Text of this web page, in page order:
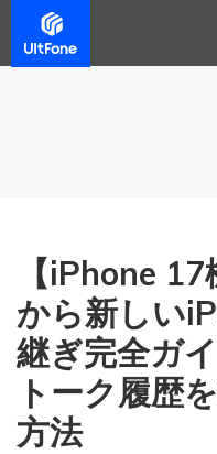
【iPhone
から新しい
継ぎ完全ガ
トーク履歴
方法